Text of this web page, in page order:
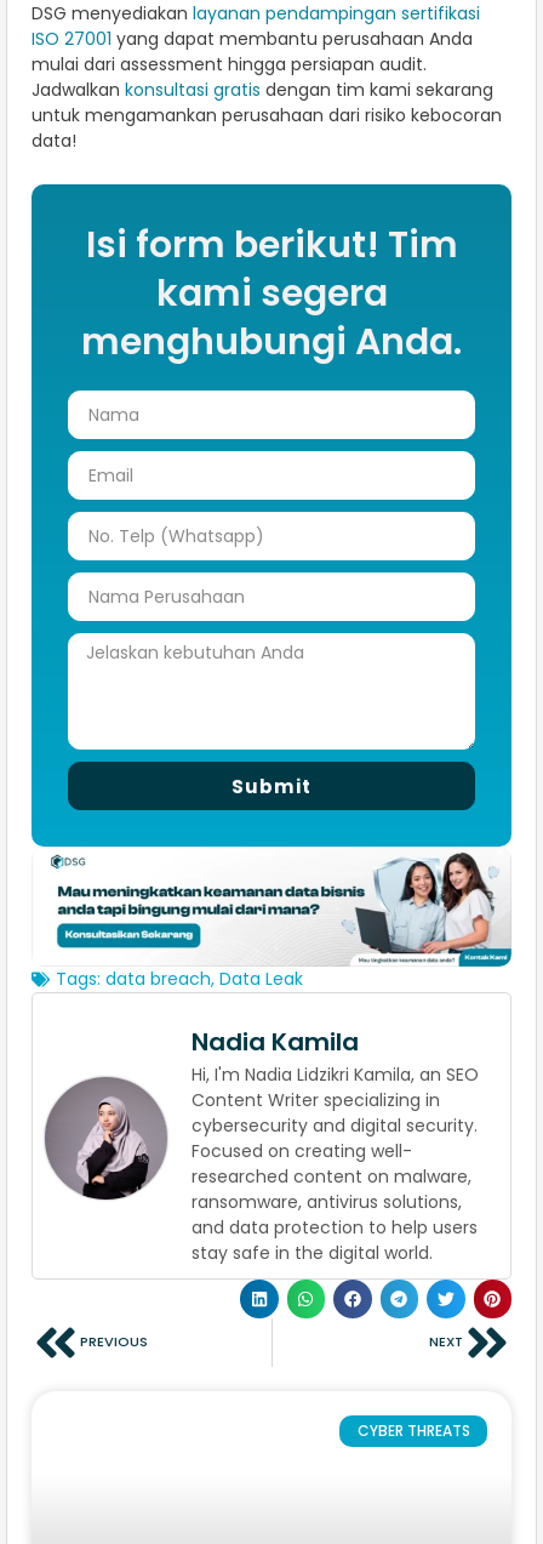
DSG menyediakan layanan pendampingan sertifikasi
ISO 27001 yang dapat membantu perusahaan Anda
mulai dari assessment hingga persiapan audit.
Jadwalkan konsultasi gratis dengan tim kami sekarang
untuk mengamankan perusahaan dari risiko kebocoran
data!
Isi form berikut! Tim
kami segera
menghubungi Anda.
Submit
Tags: data breach, Data Leak
Nadia Kamila
Hi, I'm Nadia Lidzikri Kamila, an SEO
Content Writer specializing in
cybersecurity and digital security.
Focused on creating well-
researched content on malware,
ransomware, antivirus solutions,
and data protection to help users
stay safe in the digital world.
PREVIOUS NEXT
CYBER THREATS